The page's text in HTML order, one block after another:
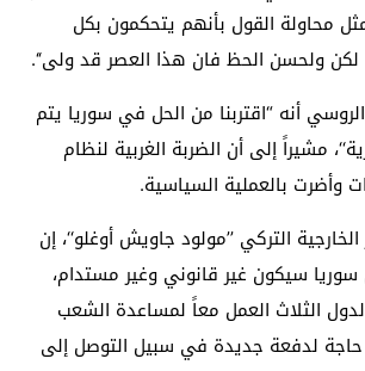
محاولة القول بأنهم يتحكمون بكل
لكن ولحسن الحظ فان هذا العصر قد ولى‘‘.
أنه “اقتربنا من الحل في سوريا يتم
مشيراً إلى أن الضربة الغربية لنظام
وأضرت بالعملية السياسية.
التركي ’’مولود جاويش أوغلو‘‘، إن
سيكون غير قانوني وغير مستدام،
الثلاث العمل معاً لمساعدة الشعب
لدفعة جديدة في سبيل التوصل إلى